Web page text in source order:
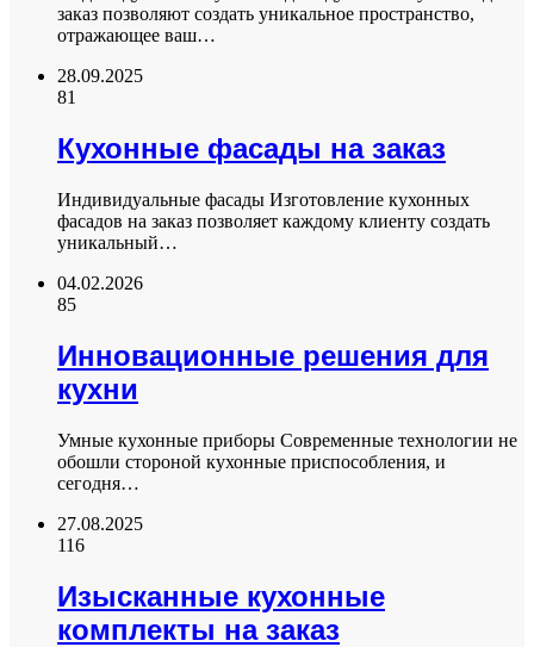
заказ позволяют создать уникальное пространство,
отражающее ваш…
28.09.2025
81
Кухонные фасады на заказ
Индивидуальные фасады Изготовление кухонных
фасадов на заказ позволяет каждому клиенту создать
уникальный…
04.02.2026
85
Инновационные решения для
кухни
Умные кухонные приборы Современные технологии не
обошли стороной кухонные приспособления, и
сегодня…
27.08.2025
116
Изысканные кухонные
комплекты на заказ